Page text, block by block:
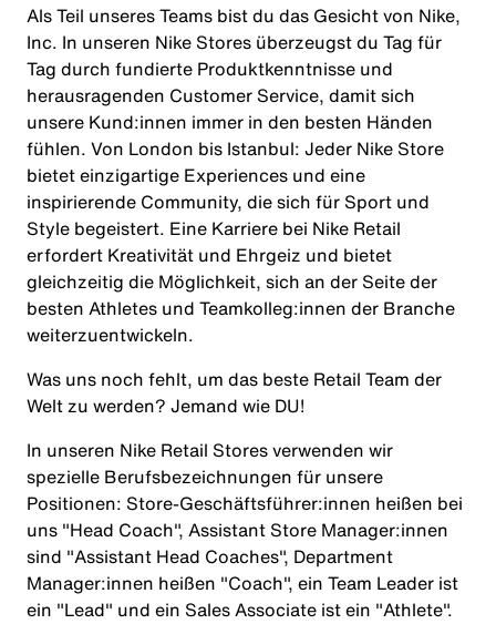
Als Teil unseres Teams bist du das Gesicht von Nike,
Inc. In unseren Nike Stores überzeugst du Tag für
Tag durch fundierte Produktkenntnisse und
herausragenden Customer Service, damit sich
unsere Kund:innen immer in den besten Händen
fühlen. Von London bis Istanbul: Jeder Nike Store
bietet einzigartige Experiences und eine
inspirierende Community, die sich für Sport und
Style begeistert. Eine Karriere bei Nike Retail
erfordert Kreativität und Ehrgeiz und bietet
gleichzeitig die Möglichkeit, sich an der Seite der
besten Athletes und Teamkolleg:innen der Branche
weiterzuentwickeln.
Was uns noch fehlt, um das beste Retail Team der
Welt zu werden? Jemand wie DU!
In unseren Nike Retail Stores verwenden wir
spezielle Berufsbezeichnungen für unsere
Positionen: Store-Geschäftsführer:innen heißen bei
uns "Head Coach", Assistant Store Manager:innen
sind "Assistant Head Coaches", Department
Manager:innen heißen "Coach", ein Team Leader ist
ein "Lead" und ein Sales Associate ist ein "Athlete".